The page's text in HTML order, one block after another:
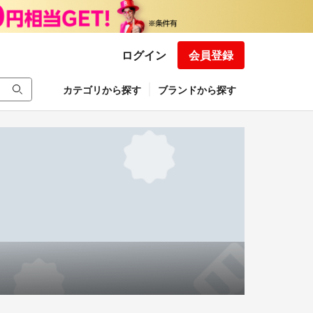
ログイン 会員登録
カテゴリから探す ブランドから探す